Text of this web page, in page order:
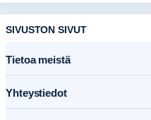
SIVUSTON SIVUT
Tietoa meistä
Yhteystiedot